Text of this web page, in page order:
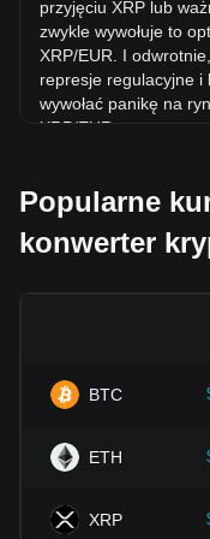
przyjęciu XRP lub
zwykle wywołuje to
XRP/EUR. I
represje regulacyjne i
wywołać panikę na
XRP/EUR.
dotyczące
akceptację, co z
do tradycyjnych
rozwój kryptowalut i
Wskaźniki
kraju, w którym
gospodarczego –
XRP/EUR. Na
prowadzić do spadku
Popularne
konwerter
BTC
ETH
XRP